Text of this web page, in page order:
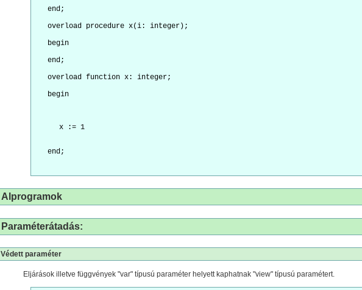
   end;
   overload procedure x(i: integer);
   begin
   end;
   overload function x: integer;
   begin
x := 1
Alprogramok
Paraméterátadás:
Védett paraméter
Eljárások illetve függvények "var" típusú paraméter helyett kaphatnak "view" típusú paramétert.